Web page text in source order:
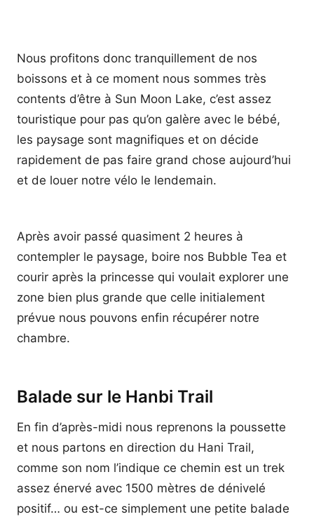
Nous profitons donc tranquillement de nos
boissons et à ce moment nous sommes très
contents d’être à Sun Moon Lake, c’est assez
touristique pour pas qu’on galère avec le bébé,
les paysage sont magnifiques et on décide
rapidement de pas faire grand chose aujourd’hui
et de louer notre vélo le lendemain.
Après avoir passé quasiment 2 heures à
contempler le paysage, boire nos Bubble Tea et
courir après la princesse qui voulait explorer une
zone bien plus grande que celle initialement
prévue nous pouvons enfin récupérer notre
chambre.
Balade sur le Hanbi Trail
En fin d’après-midi nous reprenons la poussette
et nous partons en direction du Hani Trail,
comme son nom l’indique ce chemin est un trek
assez énervé avec 1500 mètres de dénivelé
positif… ou est-ce simplement une petite balade